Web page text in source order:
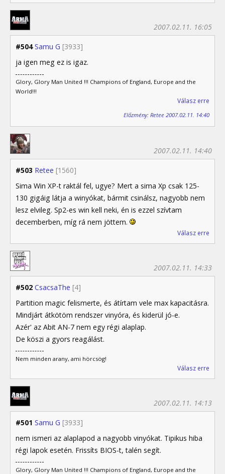
#504 Samu G [3933]
2007.02.11. 16:05
ja igen meg ez is igaz.
Glory, Glory Man United !!! Champions of England, Europe and the
World!!!
Válasz erre
Előzmény: Retee 2007.02.11. 14:40
#503 Retee [1560]
2007.02.11. 14:40
Sima Win XP-t raktál fel, ugye? Mert a sima Xp csak 125-
130 gigáig látja a winyókat, bármit csinálsz, nagyobb nem
lesz elvileg. Sp2-es win kell neki, én is ezzel szívtam
decemberben, míg rá nem jöttem.
Válasz erre
#502 CsacsaThe [4]
2007.02.11. 14:33
Partition magic felismerte, és átírtam vele max kapacitásra.
Mindjárt átkötöm rendszer vinyóra, és kiderül jó-e.
Azér' az Abit AN-7 nem egy régi alaplap.
De köszi a gyors reagálást.
Nem minden arany, ami hörcsög!
Válasz erre
#501 Samu G [3933]
2007.02.11. 14:13
nem ismeri az alaplapod a nagyobb vinyókat. Tipikus hiba
régi lapok esetén. Frissíts BIOS-t, talén segít.
Glory, Glory Man United !!! Champions of England, Europe and the